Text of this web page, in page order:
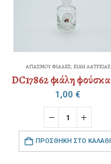
ΑΓΙΑΣΜΟΥ ΦΙΑΛΕΣ, ΕΙΔΗ ΛΑΤΡΕΙΑΣ
1,00 €
ΠΡΟΣΘΉΚΗ ΣΤΟ ΚΑΛΆΘΙ